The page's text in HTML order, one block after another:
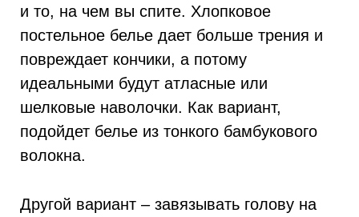
и то, на чем вы спите. Хлопковое
постельное белье дает больше трения и
повреждает кончики, а потому
идеальными будут атласные или
шелковые наволочки. Как вариант,
подойдет белье из тонкого бамбукового
волокна.
Другой вариант – завязывать голову на